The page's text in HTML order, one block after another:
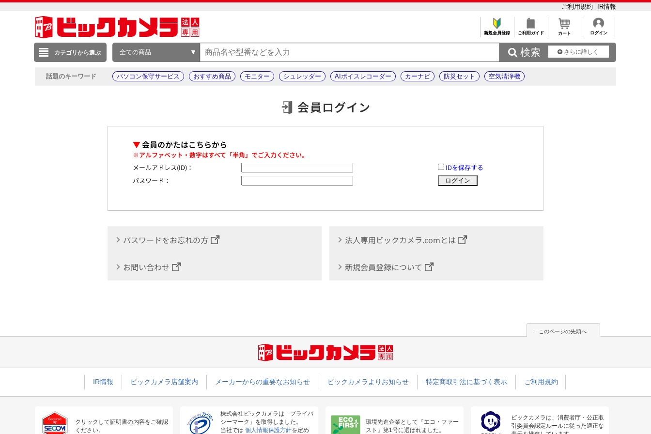
ご利用規約 IR情報
新規会員登録 ご利用ガイド カート ログイン
カテゴリから選ぶ 全ての商品  検索 さらに詳しく
話題のキーワード パソコン保守サービス おすすめ商品 モニター シュレッダー AIボイスレコーダー カーナビ 防災セット 空気清浄機
会員ログイン
▼会員のかたはこちらから
※アルファベット・数字はすべて「半角」でご入力ください。
メールアドレス(ID)：
IDを保存する
パスワード：
パスワードをお忘れの方 法人専用ビックカメラ.comとは
お問い合わせ 新規会員登録について
このページの先頭へ
IR情報 ビックカメラ店舗案内 メーカーからの重要なお知らせ ビックカメラよりお知らせ 特定商取引法に基づく表示 ご利用規約
クリックして証明書の内容をご確認
ください。
株式会社ビックカメラは「プライバ
シーマーク」を取得しました。
当社では 個人情報保護方針を定め
環境先進企業として『エコ・ファー
スト』第1号に選ばれました。
ビックカメラは、消費者庁・公正取
引委員会認定ルールに従った適正な